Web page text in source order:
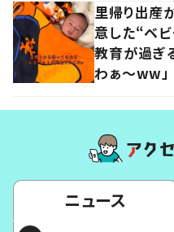
里帰り出産
意した“ベ
教育が過ぎ
わぁ～ww」
ニュース